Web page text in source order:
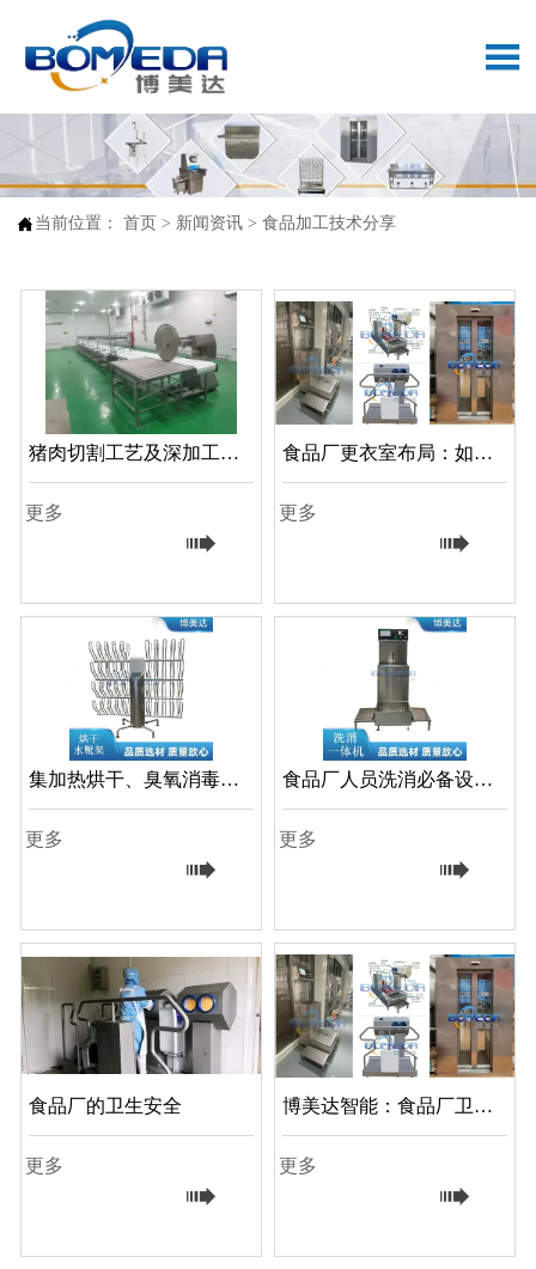

 当前位置： 首页 > 新闻资讯 > 食品加工技术分享
猪肉切割工艺及深加工设
备
更多

食品厂更衣室布局：如何
打造一个高效、卫生的更
衣室
更多

集加热烘干、臭氧消毒于
一体的高效设备——博美
达烘干水靴架
更多

食品厂人员洗消必备设备
——博美达洗消一体机
更多

食品厂的卫生安全
更多

博美达智能：食品厂卫生
清洗消毒一站式服务的引
领者
更多
